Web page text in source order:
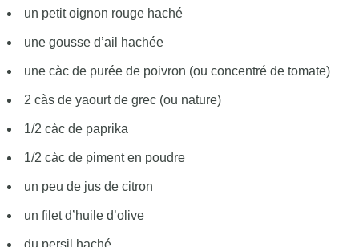
un petit oignon rouge haché
une gousse d’ail hachée
une càc de purée de poivron (ou concentré de tomate)
2 càs de yaourt de grec (ou nature)
1/2 càc de paprika
1/2 càc de piment en poudre
un peu de jus de citron
un filet d’huile d’olive